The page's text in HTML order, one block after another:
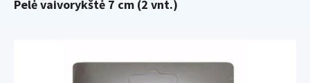
Pelė vaivorykštė 7 cm (2 vnt.)